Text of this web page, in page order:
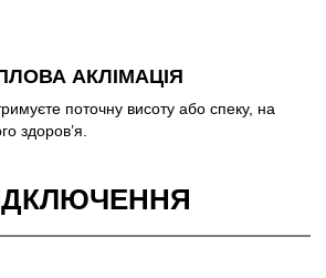
АКЛІМАЦІЯ
поточну висоту або спеку, на
здоров’я.